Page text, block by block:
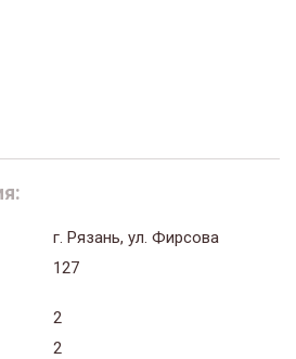
г. Рязань, ул. Фирсова
127
2
2